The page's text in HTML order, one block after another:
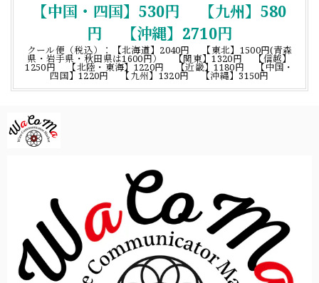
【中国・四国】530円 【九州】580
円 【沖縄】2710円
クール便（税込）：【北海道】2040円 【東北】1500円(青森
県・岩手県・秋田県は1600円） 【関東】1320円 【信越】
1250円 【北陸・東海】1220円 【近畿】1180円 【中国・
四国】1220円 【九州】1320円 【沖縄】3150円